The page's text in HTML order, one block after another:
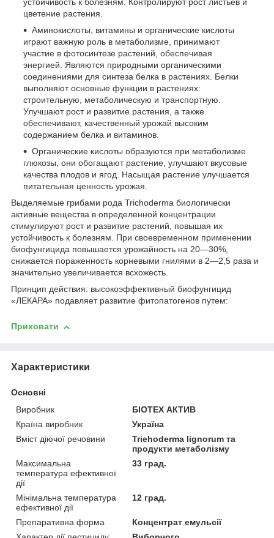
устойчивость к болезням. Контролируют рост листьев и
цветение растения.
Аминокислоты, витамины и органические кислоты
играют важную роль в метаболизме, принимают
участие в фотосинтезе растений, обеспечивая
энергией. Являются природными органическими
соединениями для синтеза белка в растениях. Белки
выполняют основные функции в растениях:
строительную, метаболическую и транспортную.
Улучшают рост и развитие растения, а также
обеспечивают, качественный урожай высоким
содержанием белка и витаминов.
Органические кислоты образуются при метаболизме
глюкозы, они обогащают растение, улучшают вкусовые
качества плодов и ягод. Насыщая растение улучшается
питательная ценность урожая.
Выделяемые грибами рода Trichoderma биологически
активные вещества в определенной концентрации
стимулируют рост и развитие растений, повышая их
устойчивость к болезням. При своевременном применении
биофунгицида повышается урожайность на 20—30%,
снижается пораженность корневыми гнилями в 2—2,5 раза и
значительно увеличивается всхожесть.
Принцип действия: высокоэффективный биофунгицид
«ЛЕКАРА» подавляет развитие фитопатогенов путем:
Приховати
Характеристики
Основні
Виробник
БІОТЕХ АКТИВ
Країна виробник
Україна
Вміст діючої речовини
Triehoderma lignorum та
продукти метаболізму
Максимальна
температура ефективної
дії
33 град.
Мінімальна температура
ефективної дії
12 град.
Препаративна форма
Концентрат емульсії